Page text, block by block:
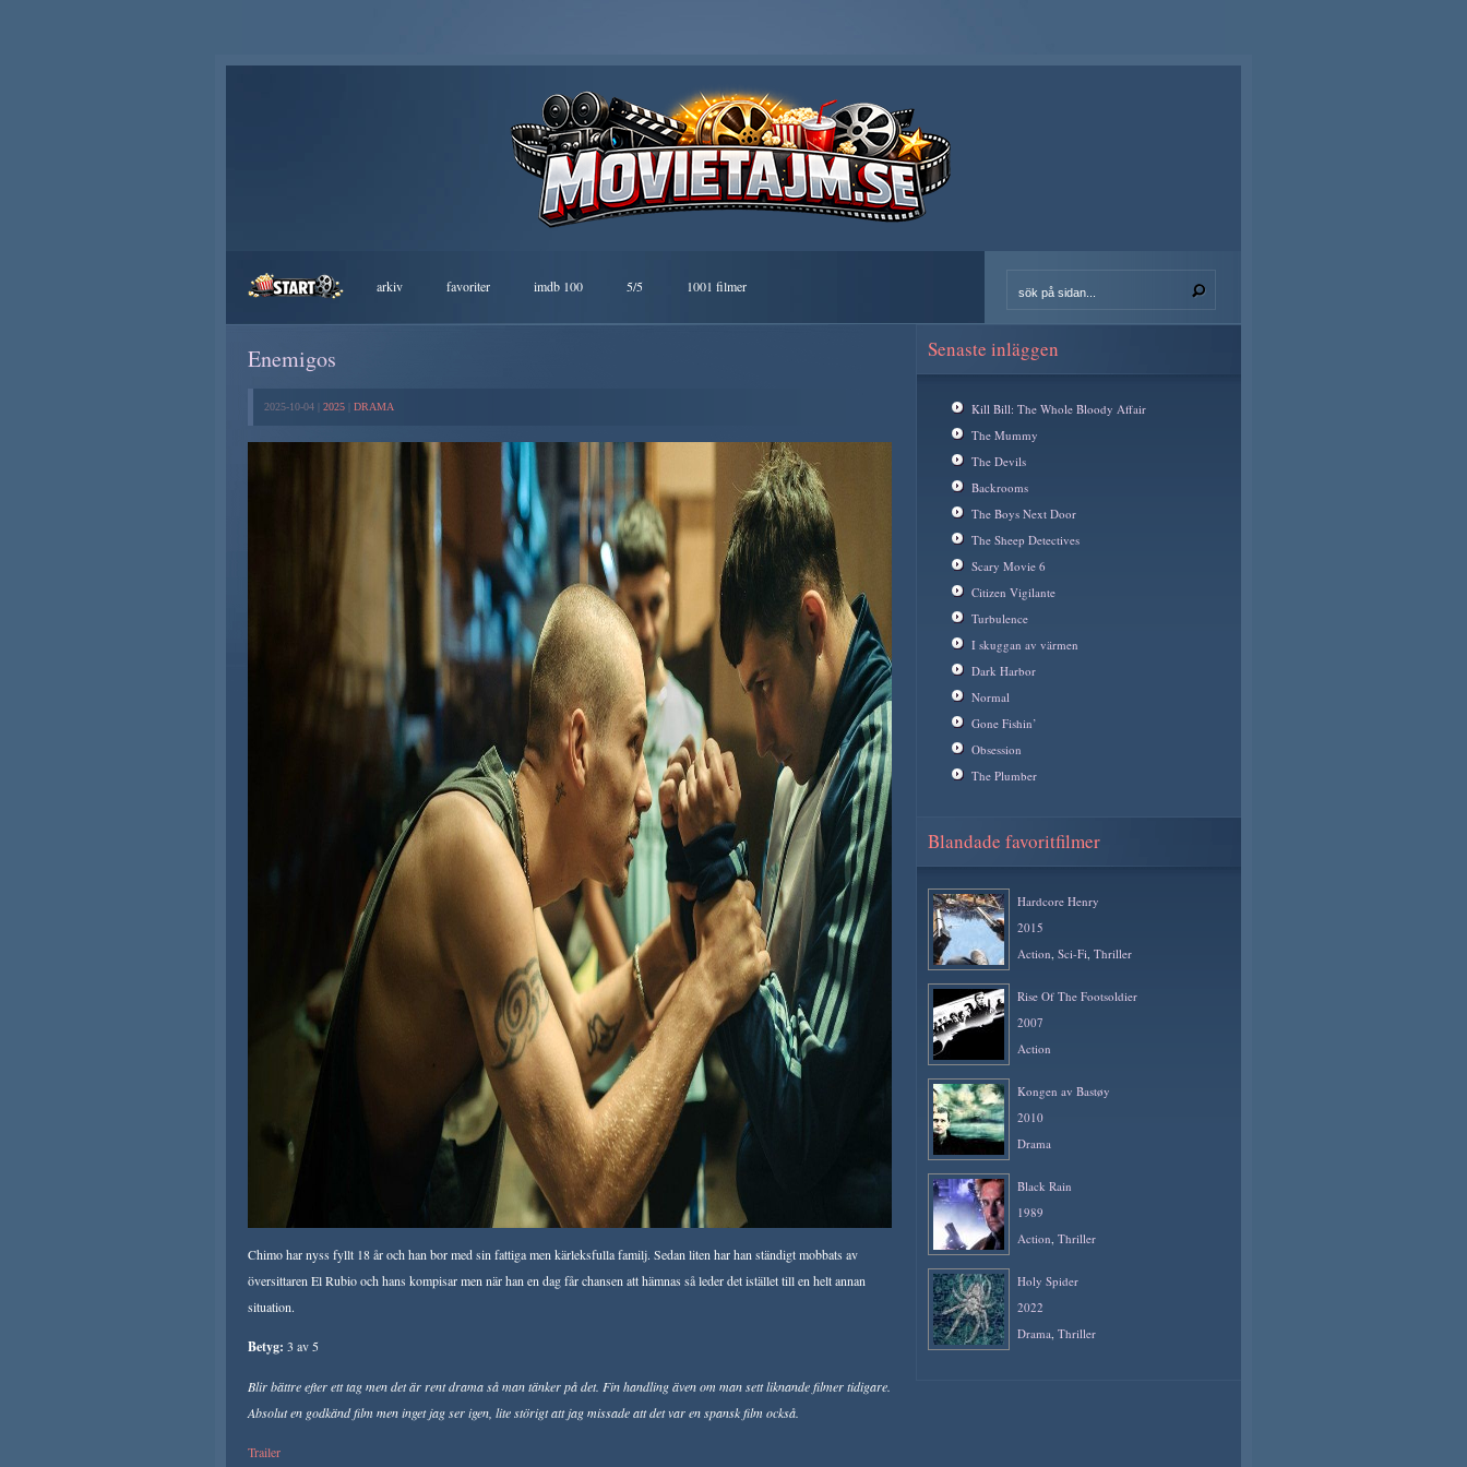
arkiv favoriter imdb 100 5/5 1001 filmer
Enemigos
2025-10-04 | 2025 DRAMA
Chimo har nyss fyllt 18 år och han bor med sin fattiga men kärleksfulla familj. Sedan liten har han ständigt mobbats av
översittaren El Rubio och hans kompisar men när han en dag får chansen att hämnas så leder det istället till en helt annan
situation.
Betyg: 3 av 5
Blir bättre efter ett tag men det är rent drama så man tänker på det. Fin handling även om man sett liknande filmer tidigare.
Absolut en godkänd film men inget jag ser igen, lite störigt att jag missade att det var en spansk film också.
Trailer
Senaste inläggen
Kill Bill: The Whole Bloody Affair
The Mummy
The Devils
Backrooms
The Boys Next Door
The Sheep Detectives
Scary Movie 6
Citizen Vigilante
Turbulence
I skuggan av värmen
Dark Harbor
Normal
Gone Fishin’
Obsession
The Plumber
Blandade favoritfilmer
Hardcore Henry
2015
Action, Sci-Fi, Thriller
Rise Of The Footsoldier
2007
Action
Kongen av Bastøy
2010
Drama
Black Rain
1989
Action, Thriller
Holy Spider
2022
Drama, Thriller